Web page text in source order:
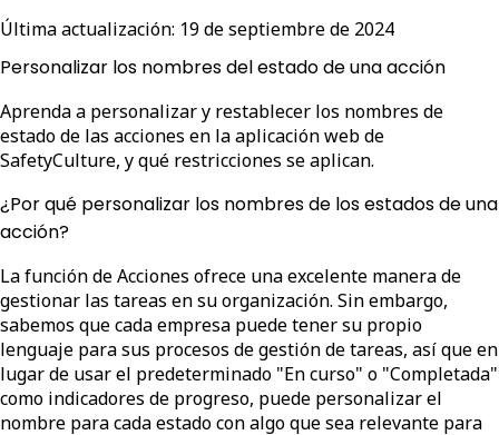
Última actualización: 19 de septiembre de 2024
Personalizar los nombres del estado de una acción
Aprenda a personalizar y restablecer los nombres de
estado de las acciones en la aplicación web de
SafetyCulture, y qué restricciones se aplican.
¿Por qué personalizar los nombres de los estados de una
acción?
La función de Acciones ofrece una excelente manera de
gestionar las tareas en su organización. Sin embargo,
sabemos que cada empresa puede tener su propio
lenguaje para sus procesos de gestión de tareas, así que en
lugar de usar el predeterminado "En curso" o "Completada"
como indicadores de progreso, puede personalizar el
nombre para cada estado con algo que sea relevante para